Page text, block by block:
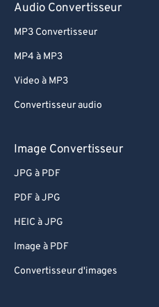
Audio Convertisseur
MP3 Convertisseur
MP4 à MP3
Video à MP3
Convertisseur audio
Image Convertisseur
JPG à PDF
PDF à JPG
HEIC à JPG
Image à PDF
Convertisseur d'images